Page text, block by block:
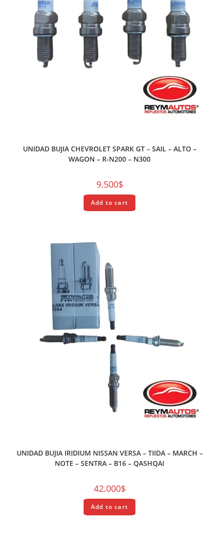
UNIDAD BUJIA CHEVROLET SPARK GT – SAIL – ALTO –
WAGON – R-N200 – N300
9.500$
Add to cart
UNIDAD BUJIA IRIDIUM NISSAN VERSA – TIIDA – MARCH –
NOTE – SENTRA – B16 – QASHQAI
42.000$
Add to cart